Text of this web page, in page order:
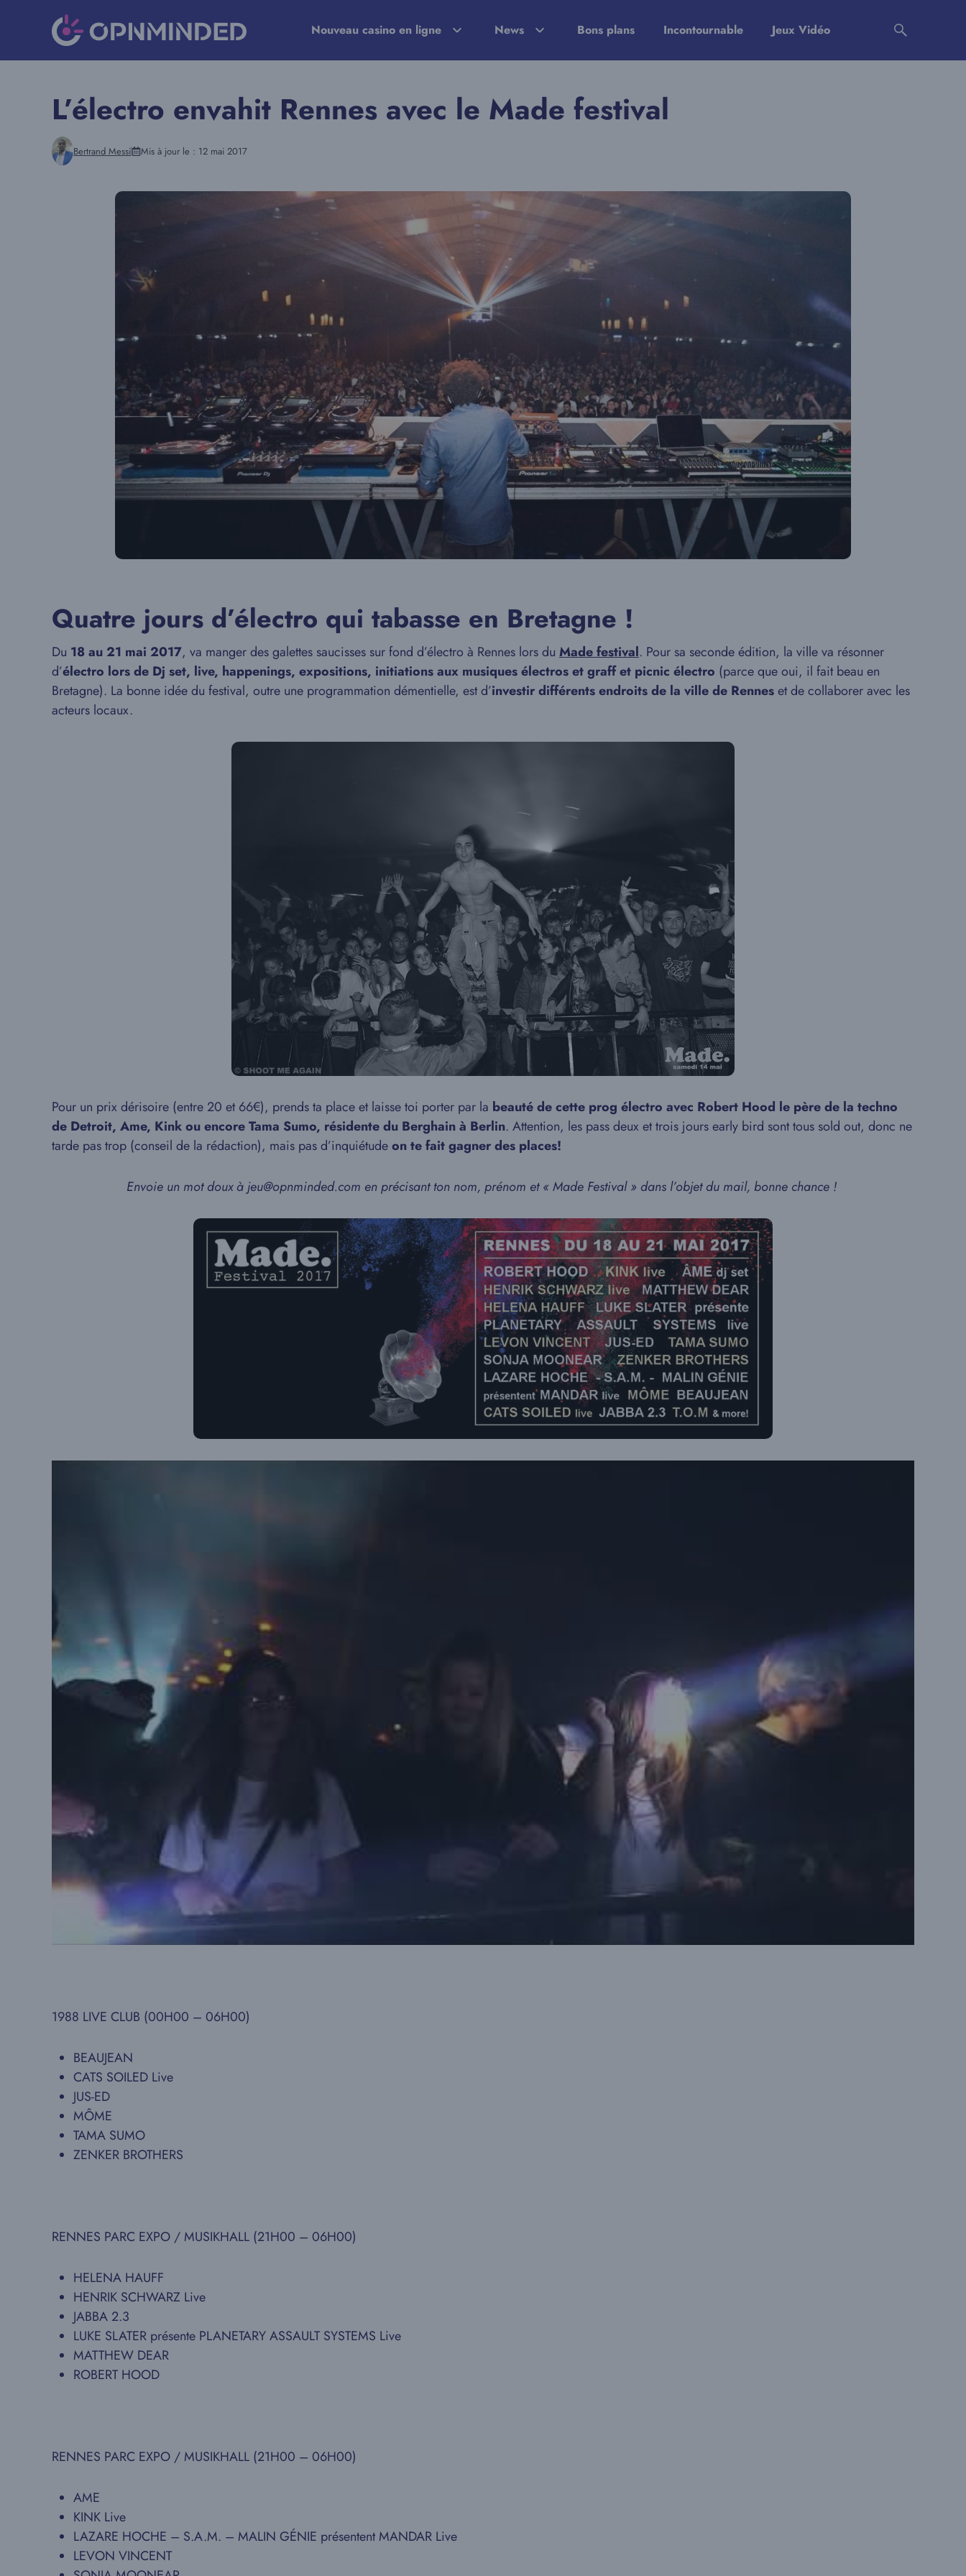
Nouveau casino en ligne News Bons plans Incontournable Jeux Vidéo
L’électro envahit Rennes avec le Made festival
Bertrand Messi Mis à jour le : 12 mai 2017
Quatre jours d’électro qui tabasse en Bretagne !
Du 18 au 21 mai 2017, va manger des galettes saucisses sur fond d’électro à Rennes lors du Made festival. Pour sa seconde édition, la ville va résonner
d’électro lors de Dj set, live, happenings, expositions, initiations aux musiques électros et graff et picnic électro (parce que oui, il fait beau en
Bretagne). La bonne idée du festival, outre une programmation démentielle, est d’investir différents endroits de la ville de Renneset de collaborer avec les
acteurs locaux.
Pour un prix dérisoire (entre 20 et 66€), prends ta place et laisse toi porter par la beauté de cette prog électro avec Robert Hood le père de la techno
de Detroit, Ame, Kink ou encore Tama Sumo, résidente du Berghain à Berlin. Attention, les pass deux et trois jours early bird sont tous sold out, donc ne
tarde pas trop (conseil de la rédaction), mais pas d’inquiétudeon te fait gagner des places!
Envoie un mot doux à jeu@opnminded.com en précisant ton nom, prénom et « Made Festival » dans l’objet du mail, bonne chance !
1988 LIVE CLUB (00H00 – 06H00)
BEAUJEAN
CATS SOILED Live
JUS-ED
MÔME
TAMA SUMO
ZENKER BROTHERS
RENNES PARC EXPO / MUSIKHALL (21H00 – 06H00)
HELENA HAUFF
HENRIK SCHWARZ Live
JABBA 2.3
LUKE SLATER présente PLANETARY ASSAULT SYSTEMS Live
MATTHEW DEAR
ROBERT HOOD
RENNES PARC EXPO / MUSIKHALL (21H00 – 06H00)
AME
KINK Live
LAZARE HOCHE – S.A.M. – MALIN GÉNIE présentent MANDAR Live
LEVON VINCENT